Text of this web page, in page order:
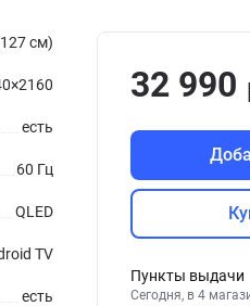
см)
есть
60 Гц
QLED
TV
есть
32 990
Пункты выдачи
Сегодня, в 4